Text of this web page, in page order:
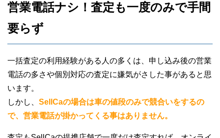
営業電話ナシ！査定も一度のみで手間
要らず
一括査定の利用経験がある人の多くは、申し込み後の営業
電話の多さや個別対応の査定に嫌気がさした事があると思
います。
しかし、 SellCaの場合は車の値段のみで競合いをするの
で、営業電話が掛かってくる事はありません。